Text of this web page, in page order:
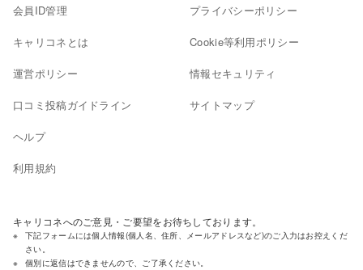
会員ID管理
キャリコネとは
運営ポリシー
口コミ投稿ガイドライン
ヘルプ
利用規約
プライバシーポリシー
Cookie等利用ポリシー
情報セキュリティ
サイトマップ
キャリコネへのご意見・ご要望をお待ちしております。
下記フォームには個人情報(個人名、住所、メールアドレスなど)のご入力はお控えくだ
さい。
個別に返信はできませんので、ご了承ください。